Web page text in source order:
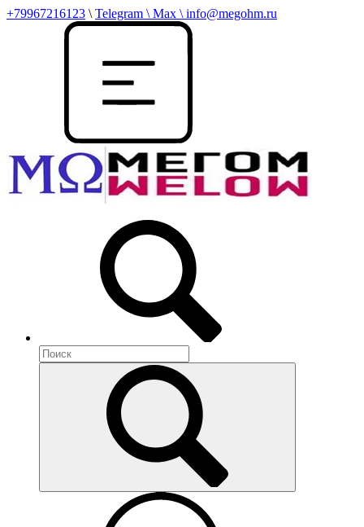
+79967216123 \ Telegram \ Max \ info@megohm.ru